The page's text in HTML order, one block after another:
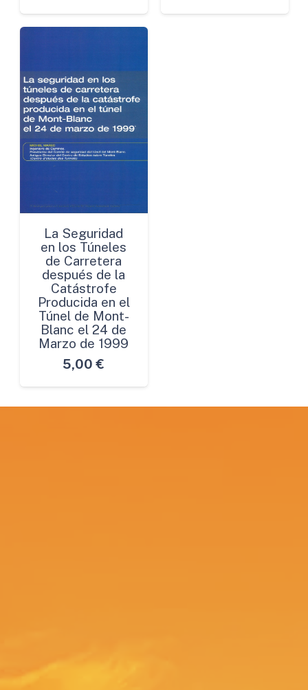
La Seguridad
en los Túneles
de Carretera
después de la
Catástrofe
Producida en el
Túnel de Mont-
Blanc el 24 de
Marzo de 1999
5,00 €